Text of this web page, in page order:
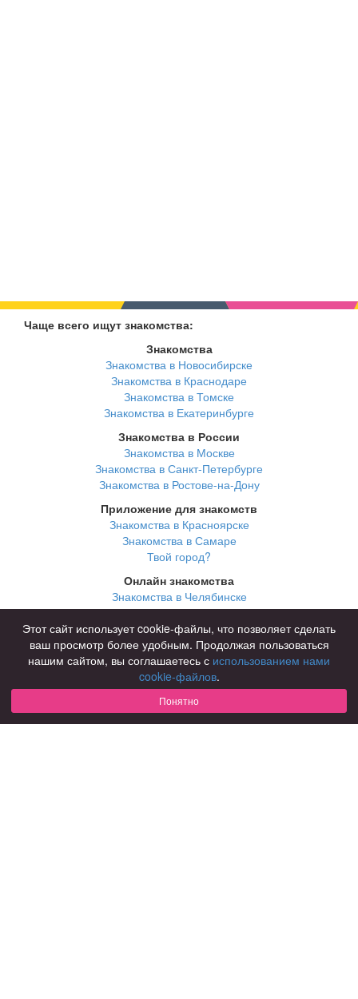
Чаще всего ищут знакомства:
Знакомства
Знакомства в Новосибирске
Знакомства в Краснодаре
Знакомства в Томске
Знакомства в Екатеринбурге
Знакомства в России
Знакомства в Москве
Знакомства в Санкт-Петербурге
Знакомства в Ростове-на-Дону
Приложение для знакомств
Знакомства в Красноярске
Знакомства в Самаре
Твой город?
Онлайн знакомства
Знакомства в Челябинске
Знакомства в Омске
Знакомства в Нижнем Новгороде
Для чего
для брака и создания семьи
для любви и с/о
для дружбы
Этот сайт использует cookie-файлы, что позволяет сделать
ваш просмотр более удобным. Продолжая пользоваться
нашим сайтом, вы соглашаетесь с использованием нами
cookie-файлов.
Понятно